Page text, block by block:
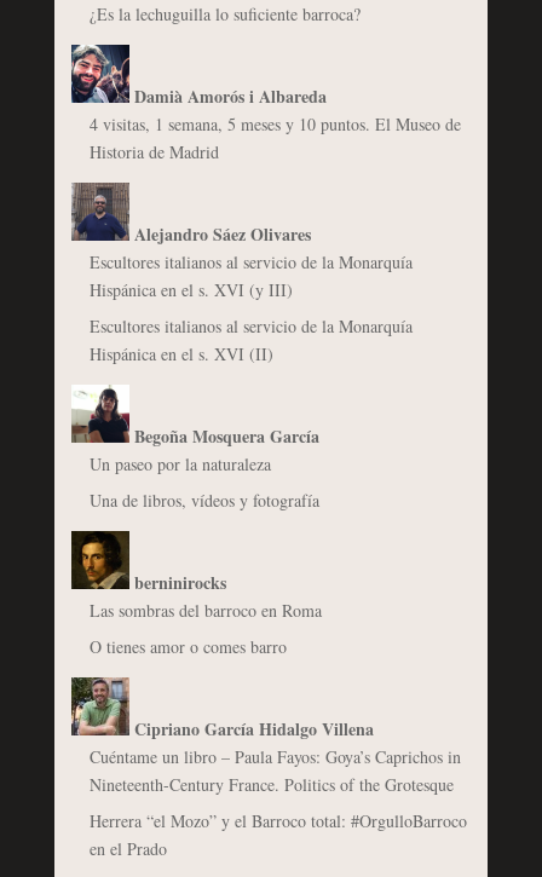
¿Es la lechuguilla lo suficiente barroca?
Damià Amorós i Albareda
4 visitas, 1 semana, 5 meses y 10 puntos. El Museo de
Historia de Madrid
Alejandro Sáez Olivares
Escultores italianos al servicio de la Monarquía
Hispánica en el s. XVI (y III)
Escultores italianos al servicio de la Monarquía
Hispánica en el s. XVI (II)
Begoña Mosquera García
Un paseo por la naturaleza
Una de libros, vídeos y fotografía
berninirocks
Las sombras del barroco en Roma
O tienes amor o comes barro
Cipriano García Hidalgo Villena
Cuéntame un libro – Paula Fayos: Goya’s Caprichos in
Nineteenth-Century France. Politics of the Grotesque
Herrera “el Mozo” y el Barroco total: #OrgulloBarroco
en el Prado